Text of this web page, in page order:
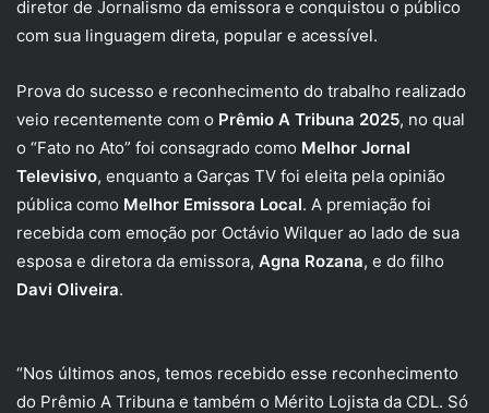
diretor de Jornalismo da emissora e conquistou o público
com sua linguagem direta, popular e acessível.
Prova do sucesso e reconhecimento do trabalho realizado
veio recentemente com o Prêmio A Tribuna 2025, no qual
o “Fato no Ato” foi consagrado como Melhor Jornal
Televisivo, enquanto a Garças TV foi eleita pela opinião
pública como Melhor Emissora Local. A premiação foi
recebida com emoção por Octávio Wilquer ao lado de sua
esposa e diretora da emissora, Agna Rozana, e do filho
Davi Oliveira.
“Nos últimos anos, temos recebido esse reconhecimento
do Prêmio A Tribuna e também o Mérito Lojista da CDL. Só